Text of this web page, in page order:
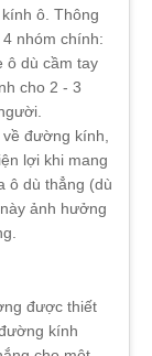
ô. Thông
nhóm chính:
ô dù cầm tay
cho 2 - 3
đường kính,
lợi khi mang
ô dù thẳng (dù
ảnh hưởng
được thiết
kính